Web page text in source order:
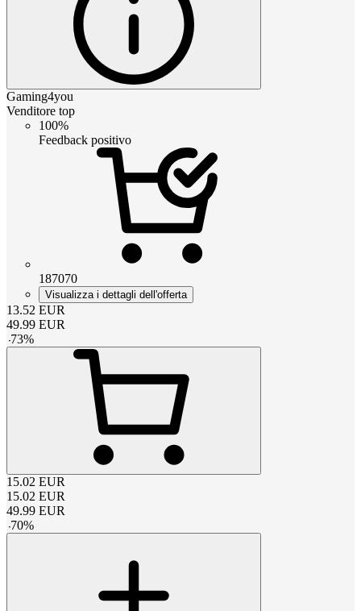
Gaming4you
Venditore top
100%
Feedback positivo
187070
Visualizza i dettagli dell'offerta
13.52 EUR
49.99 EUR
-73%
15.02 EUR
15.02 EUR
49.99 EUR
-70%